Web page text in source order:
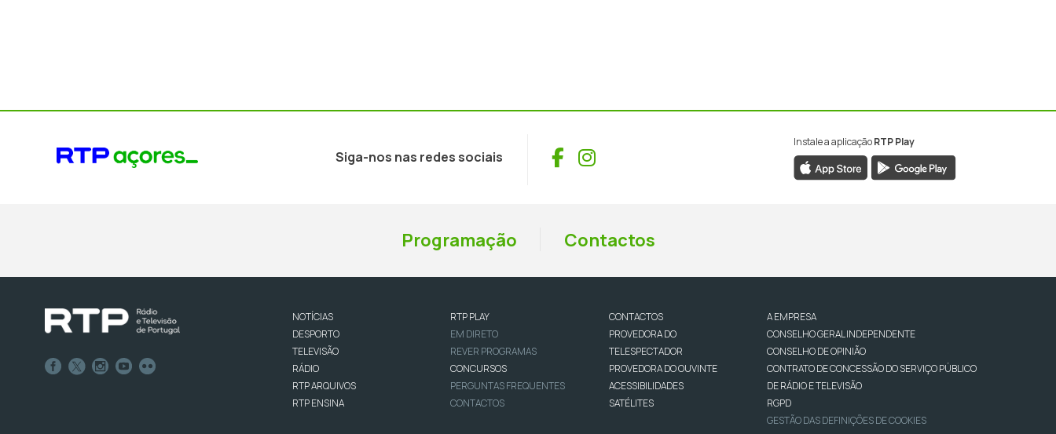
Siga-nos nas redes sociais Facebook
Instagram
Instale a aplicaçãoRTP Play
Programação Contactos
NOTÍCIAS
DESPORTO
TELEVISÃO
RÁDIO
RTP ARQUIVOS
RTP ENSINA
RTP PLAY
EM DIRETO
REVER PROGRAMAS
CONCURSOS
PERGUNTAS FREQUENTES
CONTACTOS
CONTACTOS
PROVEDORA DO
TELESPECTADOR
PROVEDORA DO OUVINTE
ACESSIBILIDADES
SATÉLITES
A EMPRESA
CONSELHO GERAL INDEPENDENTE
CONSELHO DE OPINIÃO
CONTRATO DE CONCESSÃO DO SERVIÇO PÚBLICO
DE RÁDIO E TELEVISÃO
RGPD
GESTÃO DAS DEFINIÇÕES DE COOKIES